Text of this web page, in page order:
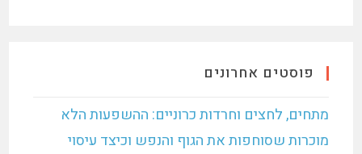
פוסטים אחרונים
מתחים, לחצים וחרדות כרוניים: ההשפעות הלא
מוכרות שסוחפות את הגוף והנפש וכיצד עיסוי